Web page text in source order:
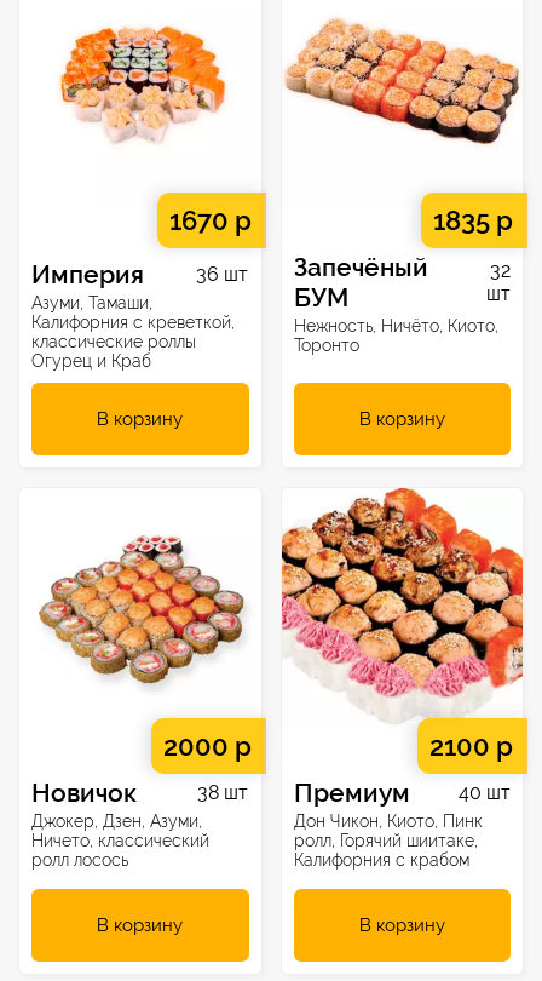
1670 р
Империя 36 шт
Азуми, Тамаши,
Калифорния с креветкой,
классические роллы
Огурец и Краб
В корзину
1835 р
Запечёный
БУМ
32
шт
Нежность, Ничёто, Киото,
Торонто
В корзину
2000 р
Новичок 38 шт
Джокер, Дзен, Азуми,
Ничето, классический
ролл лосось
В корзину
2100 р
Премиум 40 шт
Дон Чикон, Киото, Пинк
ролл, Горячий шиитаке,
Калифорния с крабом
В корзину